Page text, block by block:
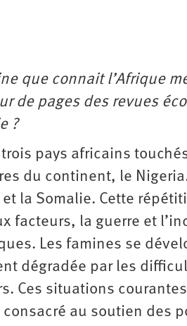
que connait l’Afrique
de pages des revues
?
pays africains
du continent, le
la Somalie. Cette
facteurs, la guerre et
Les famines se
dégradée par les
Ces situations
consacré au soutien des